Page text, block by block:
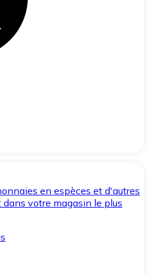
en espèces et d'autres
votre magasin le plus